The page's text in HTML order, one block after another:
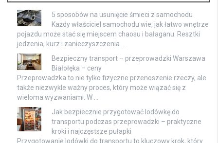
5 sposobów na usunięcie śmieci z samochodu
Każdy właściciel samochodu wie, jak łatwo wnętrze
pojazdu może stać się miejscem chaosu i bałaganu. Resztki
jedzenia, kurz i zanieczyszczenia …
Bezpieczny transport – przeprowadzki Warszawa
Białołęka – ceny
Przeprowadzka to nie tylko fizyczne przenoszenie rzeczy, ale
także niezwykle ważny proces, który może wiązać się z
wieloma wyzwaniami. W …
Jak bezpiecznie przygotować lodówkę do
transportu podczas przeprowadzki – praktyczne
kroki i najczęstsze pułapki
Przygotowanie lodówki do transportu to kluczowy krok, który